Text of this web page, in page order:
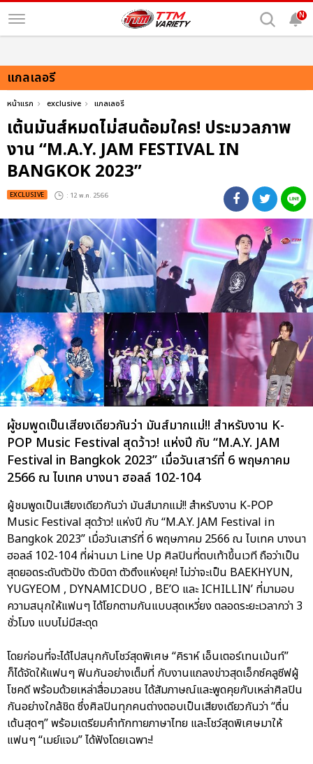
N
แกลเลอรี
หน้าแรก exclusive แกลเลอรี
เต้นมันส์หมดไม่สนด้อมใคร! ประมวลภาพ
งาน “M.A.Y. JAM FESTIVAL IN
BANGKOK 2023”
EXCLUSIVE : 12 พ.ค. 2566
ผู้ชมพูดเป็นเสียงเดียวกันว่า มันส์มากแม่!! สำหรับงาน K-
POP Music Festival สุดว้าว! แห่งปี กับ “M.A.Y. JAM
Festival in Bangkok 2023” เมื่อวันเสาร์ที่ 6 พฤษภาคม
2566 ณ ไบเทค บางนา ฮอลล์ 102-104
ผู้ชมพูดเป็นเสียงเดียวกันว่า มันส์มากแม่!! สำหรับงาน K-POP
Music Festival สุดว้าว! แห่งปี กับ “M.A.Y. JAM Festival in
Bangkok 2023” เมื่อวันเสาร์ที่ 6 พฤษภาคม 2566 ณ ไบเทค บางนา
ฮอลล์ 102-104 ที่ผ่านมา Line Up ศิลปินที่ตบเท้าขึ้นเวที ถือว่าเป็น
สุดยอดระดับตัวปัง ตัวบิดา ตัวตึงแห่งยุค! ไม่ว่าจะเป็น BAEKHYUN,
YUGYEOM , DYNAMICDUO , BE’O และ ICHILLIN’ ที่มามอบ
ความสนุกให้แฟนๆ ได้โยกตามกันแบบสุดเหวี่ยง ตลอดระยะเวลากว่า 3
ชั่วโมง แบบไม่มีสะดุด
โดยก่อนที่จะได้ไปสนุกกับโชว์สุดพิเศษ “คิราห์ เอ็นเตอร์เทนเม้นท์”
ก็ได้จัดให้แฟนๆ ฟินกันอย่างเต็มที่ กับงานแถลงข่าวสุดเอ็กซ์คลูซีฟผู้
โชคดี พร้อมด้วยเหล่าสื่อมวลชน ได้สัมภาษณ์และพูดคุยกับเหล่าศิลปิน
กันอย่างใกล้ชิด ซึ่งศิลปินทุกคนต่างตอบเป็นเสียงเดียวกันว่า “ตื่น
เต้นสุดๆ” พร้อมเตรียมคำทักทายภาษาไทย และโชว์สุดพิเศษมาให้
แฟนๆ “เมย์แจม” ได้ฟังโดยเฉพาะ!